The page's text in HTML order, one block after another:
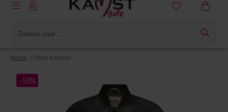
Gratis verzending in Nederland vanaf €75,-
Home / Print bomber
-50%